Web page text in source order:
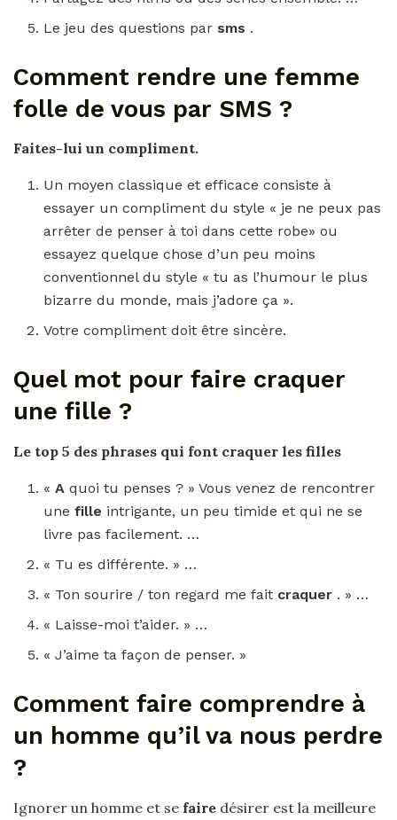
Le jeu des questions par sms .
Comment rendre une femme
folle de vous par SMS ?
Faites-lui un compliment.
Un moyen classique et efficace consiste à
essayer un compliment du style « je ne peux pas
arrêter de penser à toi dans cette robe» ou
essayez quelque chose d’un peu moins
conventionnel du style « tu as l’humour le plus
bizarre du monde, mais j’adore ça ».
Votre compliment doit être sincère.
Quel mot pour faire craquer
une fille ?
Le top 5 des phrases qui font craquer les filles
«Aquoi tu penses ? » Vous venez de rencontrer
unefille intrigante, un peu timide et qui ne se
livre pas facilement. …
« Tu es différente. » …
« Ton sourire / ton regard me fait craquer . » …
« Laisse-moi t’aider. » …
« J’aime ta façon de penser. »
Comment faire comprendre à
un homme qu’il va nous perdre
?
Ignorer un homme et se faire désirer est la meilleure